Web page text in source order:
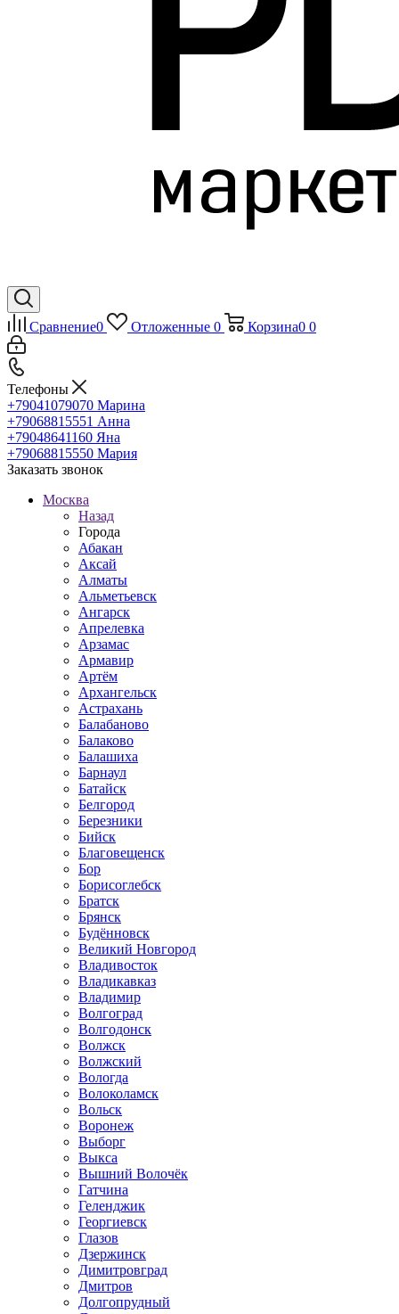
Сравнение0 Отложенные 0 Корзина0 0
Телефоны
+79041079070 Марина
+79068815551 Анна
+79048641160 Яна
+79068815550 Мария
Заказать звонок
Москва
Назад
Города
Абакан
Аксай
Алматы
Альметьевск
Ангарск
Апрелевка
Арзамас
Армавир
Артём
Архангельск
Астрахань
Балабаново
Балаково
Балашиха
Барнаул
Батайск
Белгород
Березники
Бийск
Благовещенск
Бор
Борисоглебск
Братск
Брянск
Будённовск
Великий Новгород
Владивосток
Владикавказ
Владимир
Волгоград
Волгодонск
Волжск
Волжский
Вологда
Волоколамск
Вольск
Воронеж
Выборг
Выкса
Вышний Волочёк
Гатчина
Геленджик
Георгиевск
Глазов
Дзержинск
Димитровград
Дмитров
Долгопрудный